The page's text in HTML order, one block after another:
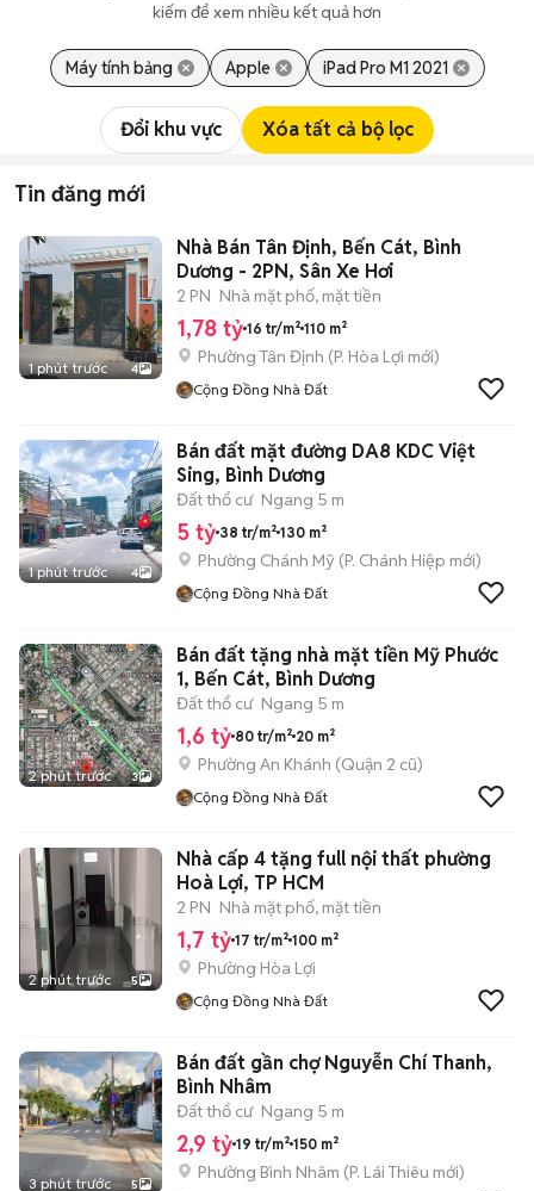
kiếm để xem nhiều kết quả hơn
Máy tính bảng Apple iPad Pro M1 2021
Đổi khu vực Xóa tất cả bộ lọc
Tin đăng mới
1 phút trước 4
Nhà Bán Tân Định, Bến Cát, Bình
Dương - 2PN, Sân Xe Hơi
2 PN Nhà mặt phố, mặt tiền
1,78 tỷ 16 tr/m² 110 m²
Phường Tân Định (P. Hòa Lợi mới)
Cộng Đồng Nhà Đất
1 phút trước 4
Bán đất mặt đường DA8 KDC Việt
Sing, Bình Dương
Đất thổ cư Ngang 5 m
5 tỷ 38 tr/m² 130 m²
Phường Chánh Mỹ (P. Chánh Hiệp mới)
Cộng Đồng Nhà Đất
2 phút trước 3
Bán đất tặng nhà mặt tiền Mỹ Phước
1, Bến Cát, Bình Dương
Đất thổ cư Ngang 5 m
1,6 tỷ 80 tr/m² 20 m²
Phường An Khánh (Quận 2 cũ)
Cộng Đồng Nhà Đất
2 phút trước 5
Nhà cấp 4 tặng full nội thất phường
Hoà Lợi, TP HCM
2 PN Nhà mặt phố, mặt tiền
1,7 tỷ 17 tr/m² 100 m²
Phường Hòa Lợi
Cộng Đồng Nhà Đất
3 phút trước 5
Bán đất gần chợ Nguyễn Chí Thanh,
Bình Nhâm
Đất thổ cư Ngang 5 m
2,9 tỷ 19 tr/m² 150 m²
Phường Bình Nhâm (P. Lái Thiêu mới)